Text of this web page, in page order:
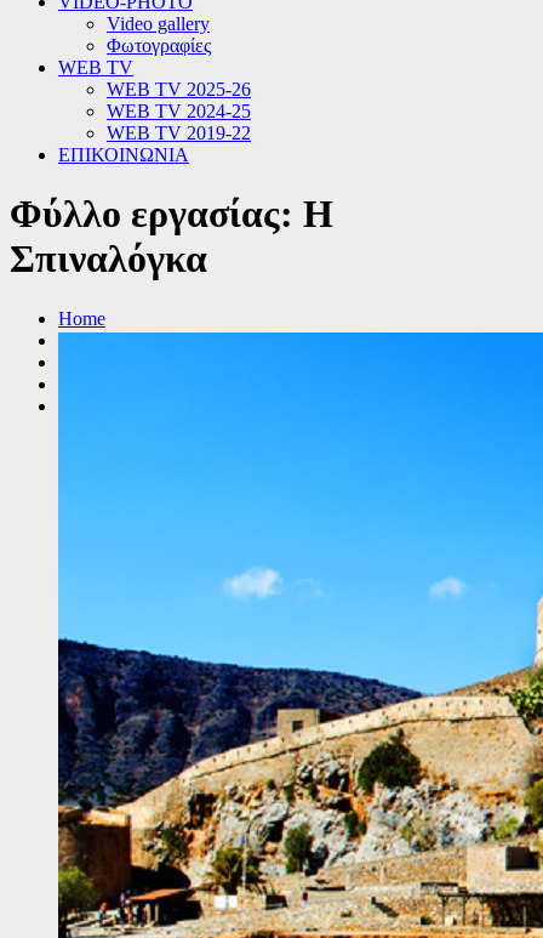
Video gallery
Φωτογραφίες
WEB TV
WEB TV 2025-26
WEB TV 2024-25
WEB TV 2019-22
ΕΠΙΚΟΙΝΩΝΙΑ
Φύλλο εργασίας: Η
Σπιναλόγκα
Home